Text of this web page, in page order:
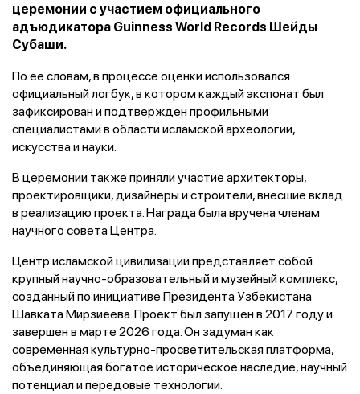
церемонии с участием официального
адъюдикатора Guinness World Records Шейды
Субаши.
По ее словам, в процессе оценки использовался
официальный логбук, в котором каждый экспонат был
зафиксирован и подтвержден профильными
специалистами в области исламской археологии,
искусства и науки.
В церемонии также приняли участие архитекторы,
проектировщики, дизайнеры и строители, внесшие вклад
в реализацию проекта. Награда была вручена членам
научного совета Центра.
Центр исламской цивилизации представляет собой
крупный научно-образовательный и музейный комплекс,
созданный по инициативе Президента Узбекистана
Шавката Мирзиёева. Проект был запущен в 2017 году и
завершен в марте 2026 года. Он задуман как
современная культурно-просветительская платформа,
объединяющая богатое историческое наследие, научный
потенциал и передовые технологии.